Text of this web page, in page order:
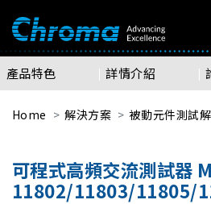
產品特色 詳情介紹
Home 解決方案 被動元件測試
可程式高頻交流測試器
11802/11803/11805/